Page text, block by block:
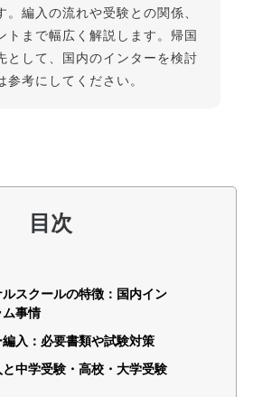
編入の流れや受験との関係、
トまで幅広く解説します。帰国
として、国内のインターを検討
考にしてください。
目次
スクールの特徴：国内イン
事情
入：必要書類や試験対策
中学受験・高校・大学受験